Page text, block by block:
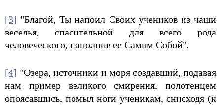
[3] "Благой, Ты напоил Своих учеников из чаши
веселья, спасительной для всего рода
человеческого, наполнив ее Самим Собой".
[4] "Озера, источники и моря создавший, подавая
нам пример великого смирения, полотенцем
опоясавшись, помыл ноги ученикам, снисходя (к